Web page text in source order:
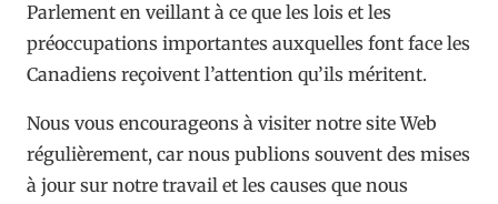
Parlement en veillant à ce que les lois et les
préoccupations importantes auxquelles font face les
Canadiens reçoivent l’attention qu’ils méritent.
Nous vous encourageons à visiter notre site Web
régulièrement, car nous publions souvent des mises
à jour sur notre travail et les causes que nous